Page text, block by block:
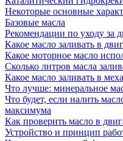
Некоторые основные
Базовые масла
Рекомендации по уходу за
Какое масло заливать в
Какое моторное масло
Сколько литров масла
Какое масло заливать в
Что лучше: минеральное
Что будет, если налить
максимума
Как проверить масло в
Устройство и принцип